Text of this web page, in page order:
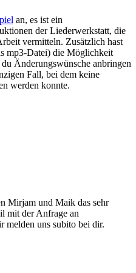
an, es ist ein
der Liederwerkstatt, die
vermitteln. Zusätzlich hast
mp3-Datei) die Möglichkeit
Änderungswünsche anbringen
Fall, bei dem keine
werden konnte.
Mirjam und Maik das sehr
mit der Anfrage an
melden uns subito bei dir.